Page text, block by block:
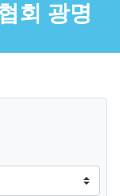
회 광명